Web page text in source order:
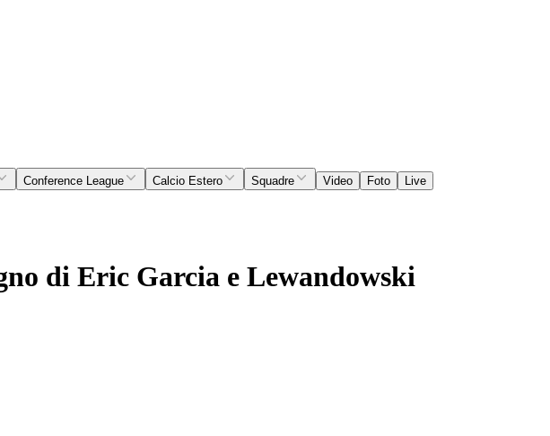
Conference League Calcio Estero Squadre Video Foto
Live
di Eric Garcia e Lewandowski